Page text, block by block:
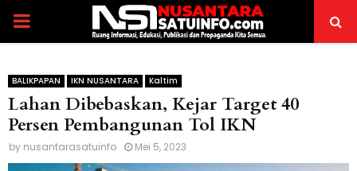
PRIMARY
BALIKPAPAN IKN NUSANTARA Kaltim
Lahan Dibebaskan, Kejar Target 40
Persen Pembangunan Tol IKN
by nusantarasatuinfo Mei 5, 2023